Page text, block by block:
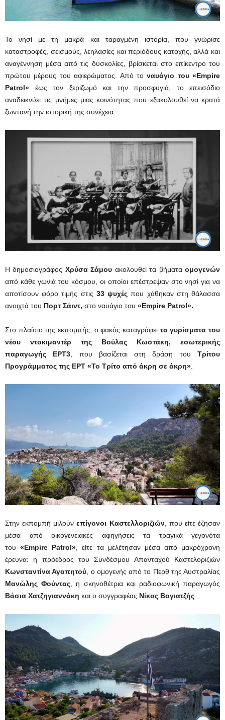
Το νησί με τη μακρά και ταραγμένη ιστορία, που γνώρισε
καταστροφές, σεισμούς, λεηλασίες και περιόδους κατοχής, αλλά και
αναγέννηση μέσα από τις δυσκολίες, βρίσκεται στο επίκεντρο του
πρώτου μέρους του αφιερώματος. Από τοναυάγιο του «Empire
Patrol» έως τον ξεριζωμό και την προσφυγιά, το επεισόδιο
αναδεικνύει τις μνήμες μιας κοινότητας που εξακολουθεί να κρατά
ζωντανή την ιστορική της συνέχεια.
Η δημοσιογράφος Χρύσα Σάμου ακολουθεί τα βήματαομογενών
από κάθε γωνιά του κόσμου, οι οποίοι επέστρεψαν στο νησί για να
αποτίσουν φόρο τιμής στις 33 ψυχές που χάθηκαν στη θάλασσα
ανοιχτά του Πορτ Σάιντ, στο ναυάγιο του «Empire Patrol».
Στο πλαίσιο της εκπομπής, ο φακός καταγράφει τα γυρίσματα του
νέου ντοκιμαντέρ της Βούλας Κωστάκη, εσωτερικής
παραγωγής ΕΡΤ3 , που βασίζεται στη δράση τουΤρίτου
Προγράμματος της ΕΡΤ «Το Τρίτο από άκρη σε άκρη»
Στην εκπομπή μιλούν επίγονοι Καστελλοριζιών, που είτε έζησαν
μέσα από οικογενειακές αφηγήσεις τα τραγικά γεγονότα
του«Empire Patrol», είτε τα μελέτησαν μέσα από μακρόχρονη
έρευνα: η πρόεδρος του Συνδέσμου Απανταχού Καστελοριζιών
Κωνσταντίνα Αγαπητού, ο ομογενής από το Περθ της Αυστραλίας
Μανώλης Φούντας, η σκηνοθέτρια και ραδιοφωνική παραγωγός
Βάσια Χατζηγιαννάκη και ο συγγραφέας Νίκος Βογιατζής.